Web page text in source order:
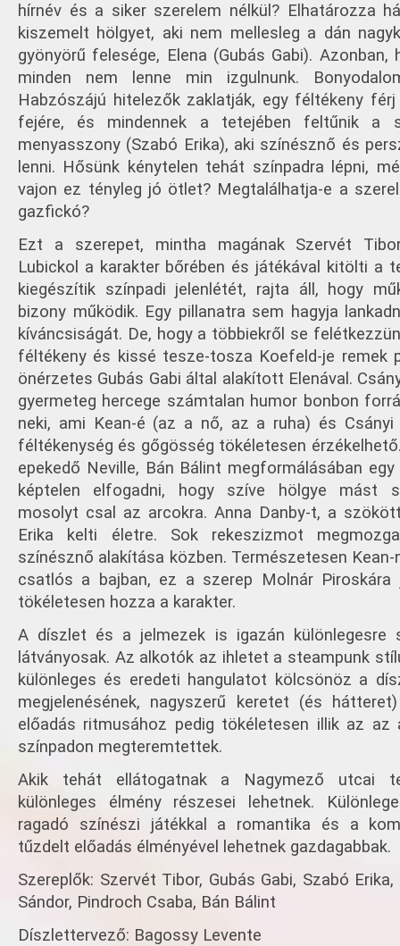
hírnév és a siker szerelem nélkül? Elhatározza
kiszemelt hölgyet, aki nem mellesleg a dán
gyönyörű felesége, Elena (Gubás Gabi). Azonban,
minden nem lenne min izgulnunk.
Habzószájú hitelezők zaklatják, egy féltékeny
fejére, és mindennek a tetejében feltűnik a
menyasszony (Szabó Erika), aki színésznő és
lenni. Hősünk kénytelen tehát színpadra lépni,
vajon ez tényleg jó ötlet? Megtalálhatja-e a
gazfickó?
Ezt a szerepet, mintha magának Szervét
Lubickol a karakter bőrében és játékával kitölti a
kiegészítik színpadi jelenlétét, rajta áll, hogy
bizony működik. Egy pillanatra sem hagyja
kíváncsiságát. De, hogy a többiekről se
féltékeny és kissé tesze-tosza Koefeld-je remek
önérzetes Gubás Gabi által alakított Elenával.
gyermeteg hercege számtalan humor bonbon
neki, ami Kean-é (az a nő, az a ruha) és
féltékenység és gőgösség tökéletesen
epekedő Neville, Bán Bálint megformálásában
képtelen elfogadni, hogy szíve hölgye mást
mosolyt csal az arcokra. Anna Danby-t, a
Erika kelti életre. Sok rekeszizmot
színésznő alakítása közben. Természetesen
csatlós a bajban, ez a szerep Molnár
tökéletesen hozza a karakter.
A díszlet és a jelmezek is igazán különlegesre
látványosak. Az alkotók az ihletet a steampunk
különleges és eredeti hangulatot kölcsönöz a
megjelenésének, nagyszerű keretet (és
előadás ritmusához pedig tökéletesen illik az az
színpadon megteremtettek.
Akik tehát ellátogatnak a Nagymező utcai
különleges élmény részesei lehetnek.
ragadó színészi játékkal a romantika és a
tűzdelt előadás élményével lehetnek gazdagabbak.
Szereplők: Szervét Tibor, Gubás Gabi, Szabó
Sándor, Pindroch Csaba, Bán Bálint
Díszlettervező: Bagossy Levente